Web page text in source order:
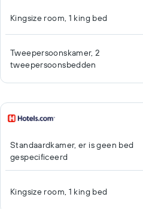
Kingsize room, 1 king bed
Tweepersoonskamer, 2
tweepersoonsbedden
Standaardkamer, er is geen bed
gespecificeerd
Kingsize room, 1 king bed